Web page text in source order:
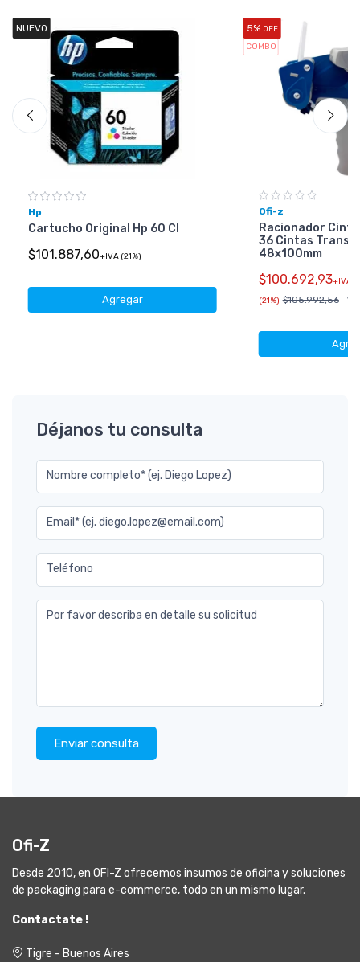
NUEVO
Hp
Cartucho Original Hp 60 Cl
$101.887,60+IVA (21%)
Agregar
5% OFF
COMBO
Ofi-z
Racionador
36 Cintas
48x100mm
$100.692,93+IVA
(21%) $105.992,56+IVA
Déjanos tu consulta
Nombre completo* (ej. Diego Lopez)
Email* (ej. diego.lopez@email.com)
Teléfono
Por favor describa en detalle su solicitud
Enviar consulta
Ofi-Z
Desde 2010, en OFI-Z ofrecemos insumos de oficina y soluciones
de packaging para e-commerce, todo en un mismo lugar.
Contactate !
Tigre - Buenos Aires